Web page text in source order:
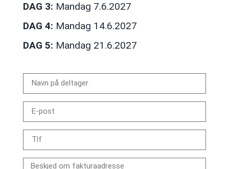
DAG 3: Mandag 7.6.2027
DAG 4: Mandag 14.6.2027
DAG 5: Mandag 21.6.2027